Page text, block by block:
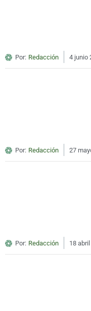
Por: Redacción 4 junio
Por: Redacción 27
Por: Redacción 18